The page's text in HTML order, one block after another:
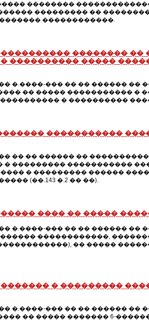
��������
��������� ��
������������.
�������� ��
���������� �����
�.����-��� �� �� ������ ��
�� ����� ����������� �
� ����������
�����������
�� �� ������ ��
��������� �����������
� ��������� ������
(��.143 �.2 �� ��).
���� �� �����
�.����-��� �� �� ������ ��
������������,
�� �����
� ���������
�.����-��� �� �� ������ ��
�� ����� ������� 6-